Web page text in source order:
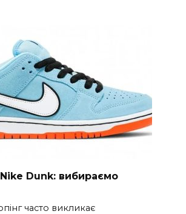
Nike Dunk: вибираємо
часто викликає